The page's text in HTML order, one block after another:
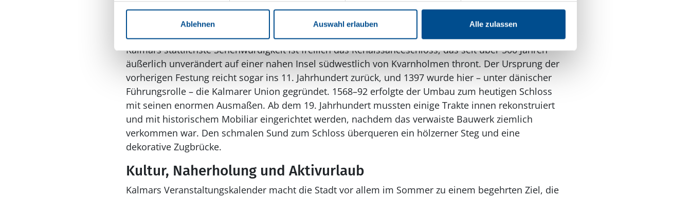
Ablehnen Auswahl erlauben Alle zulassen
konstruierten Kunstmuseum.
Seit über 500 Jahren: Schloss Kalmar
Kalmars stattlichste Sehenwürdigkeit ist freilich das Renaissanceschloss, das seit über 500 Jahren
äußerlich unverändert auf einer nahen Insel südwestlich von Kvarnholmen thront. Der Ursprung der
vorherigen Festung reicht sogar ins 11. Jahrhundert zurück, und 1397 wurde hier – unter dänischer
Führungsrolle – die Kalmarer Union gegründet. 1568–92 erfolgte der Umbau zum heutigen Schloss
mit seinen enormen Ausmaßen. Ab dem 19. Jahrhundert mussten einige Trakte innen rekonstruiert
und mit historischem Mobiliar eingerichtet werden, nachdem das verwaiste Bauwerk ziemlich
verkommen war. Den schmalen Sund zum Schloss überqueren ein hölzerner Steg und eine
dekorative Zugbrücke.
Kultur, Naherholung und Aktivurlaub
Kalmars Veranstaltungskalender macht die Stadt vor allem im Sommer zu einem begehrten Ziel, die